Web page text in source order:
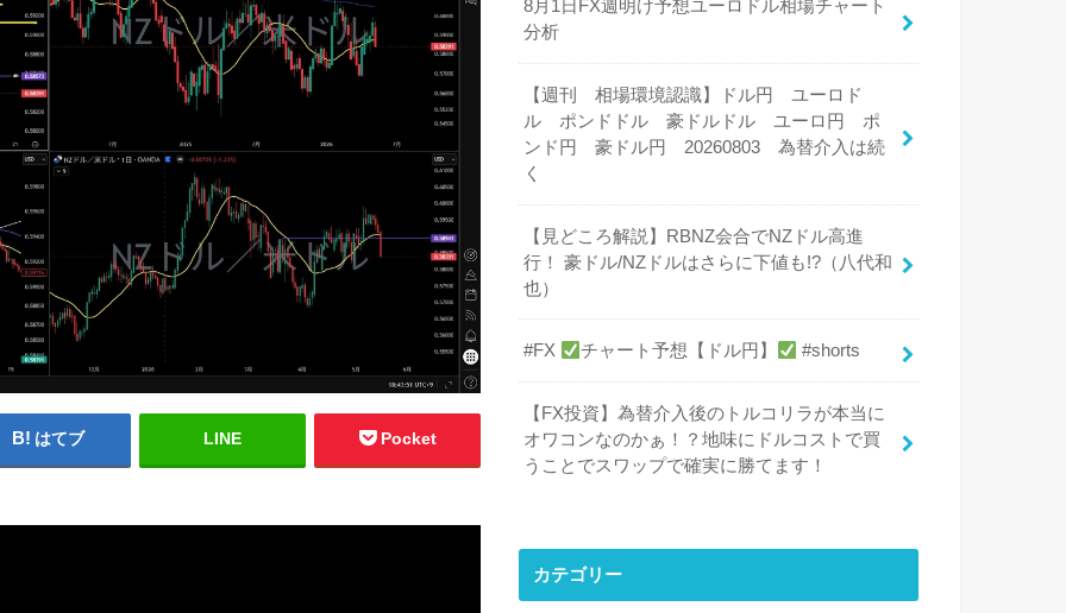
はてブ LINE Pocket
8月1日FX週明け予想ユーロドル相場チャート
分析
【週刊 相場環境認識】ドル円 ユーロド
ル ポンドドル 豪ドルドル ユーロ円 ポ
ンド円 豪ドル円 20260803 為替介入は続
く
【見どころ解説】RBNZ会合でNZドル高進
行！ 豪ドル/NZドルはさらに下値も!?（八代和
也）
#FX チャート予想【ドル円】 #shorts
【FX投資】為替介入後のトルコリラが本当に
オワコンなのかぁ！？地味にドルコストで買
うことでスワップで確実に勝てます！
カテゴリー